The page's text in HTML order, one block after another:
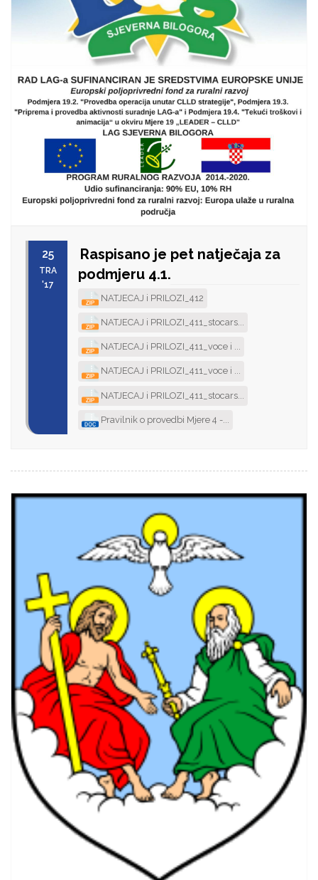
25
TRA
'17
Raspisano je pet natječaja za
podmjeru 4.1.
NATJECAJ i PRILOZI_412
NATJECAJ i PRILOZI_411_stocars...
NATJECAJ i PRILOZI_411_voce i ...
NATJECAJ i PRILOZI_411_voce i ...
NATJECAJ i PRILOZI_411_stocars...
Pravilnik o provedbi Mjere 4 -...